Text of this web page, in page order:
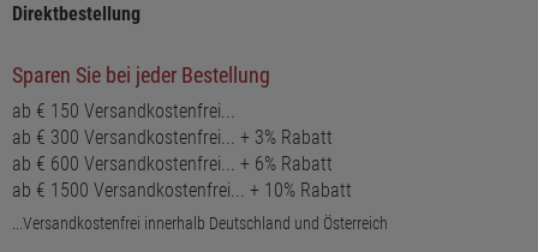
Direktbestellung
Sparen Sie bei jeder Bestellung
ab € 150 Versandkostenfrei...
ab € 300 Versandkostenfrei... + 3% Rabatt
ab € 600 Versandkostenfrei... + 6% Rabatt
ab € 1500 Versandkostenfrei... + 10% Rabatt
...Versandkostenfrei innerhalb Deutschland und Österreich